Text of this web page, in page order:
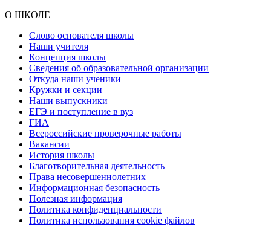
О ШКОЛЕ
Слово основателя школы
Наши учителя
Концепция школы
Сведения об образовательной организации
Откуда наши ученики
Кружки и секции
Наши выпускники
ЕГЭ и поступление в вуз
ГИА
Всероссийские проверочные работы
Вакансии
История школы
Благотворительная деятельность
Права несовершеннолетних
Информационная безопасность
Полезная информация
Политика конфиденциальности
Политика использования cookie файлов